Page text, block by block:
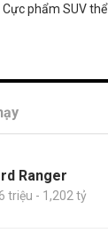
Cực phẩm SUV thể
Ranger
triệu - 1,202 tỷ